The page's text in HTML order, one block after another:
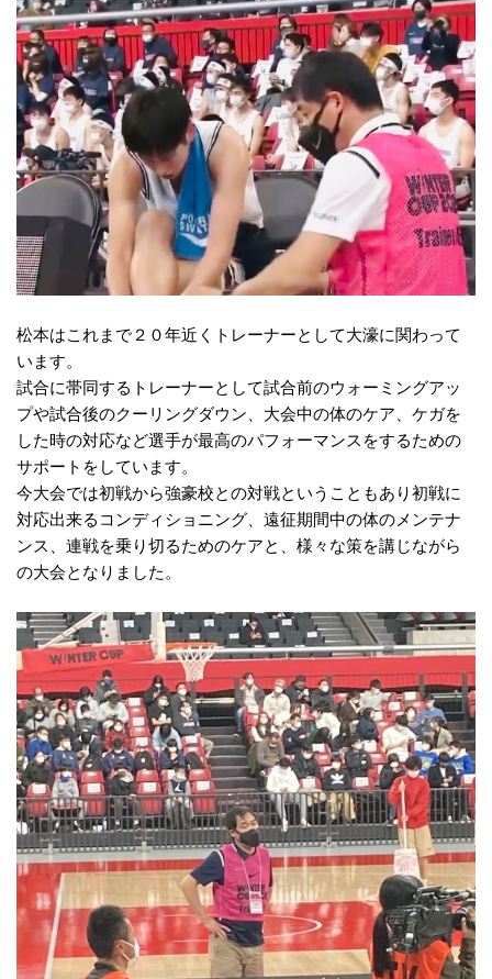
松本はこれまで２０年近くトレーナーとして大濠に関わって
います。
試合に帯同するトレーナーとして試合前のウォーミングアッ
プや試合後のクーリングダウン、 大会中の体のケア、ケガを
した時の対応など選手が最高のパフォーマンスをするための
サポートをしています。
今大会では初戦から強豪校との対戦ということもあり初戦に
対応出来るコンディショニング、 遠征期間中の体のメンテナ
ンス、連戦を乗り切るためのケアと、 様々な策を講じながら
の大会となりました。